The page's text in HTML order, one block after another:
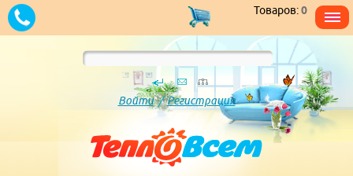
Товаров:0
Войти/Регистрация